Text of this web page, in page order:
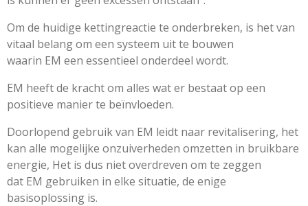
Om de huidige kettingreactie te onderbreken, is het van
vitaal belang om een ​​systeem uit te bouwen
waarin EM een essentieel onderdeel wordt.
EM heeft de kracht om alles wat er bestaat op een
positieve manier te beïnvloeden.
Doorlopend gebruik van EM leidt naar revitalisering, het
kan alle mogelijke onzuiverheden omzetten in bruikbare
energie, Het is dus niet overdreven om te zeggen
dat EM gebruiken in elke situatie, de enige
basisoplossing is.